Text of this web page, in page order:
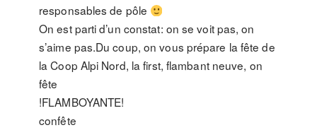
responsables de pôle
On est parti d’un constat: on se voit pas, on
s’aime pas.Du coup, on vous prépare la fête de
la Coop Alpi Nord, la first, flambant neuve, on
fête
!FLAMBOYANTE!
confête